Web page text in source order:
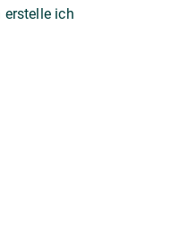
ich